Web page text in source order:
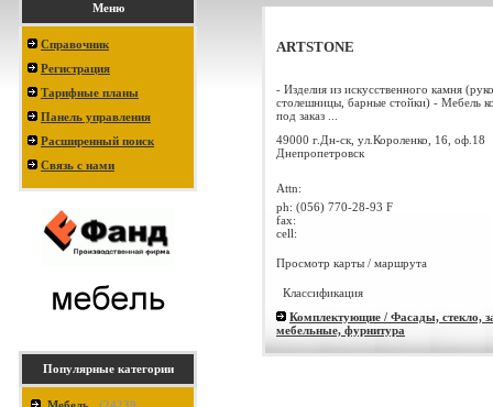
Меню
Справочник
Регистрация
Тарифные планы
Панель управления
Расширенный поиск
Связь с нами
Популярные категории
ARTSTONE
- Изделия из искусственного камня
столешницы, барные стойки) - Мебель
под заказ ...
49000 г.Дн-ск, ул.Короленко, 16, оф.18
Днепропетровск
Attn:
ph: (056) 770-28-93 F
fax:
cell:
Просмотр карты / маршрута
Классификация
Комплектующие / Фасады, стекло,
мебельные, фурнитура